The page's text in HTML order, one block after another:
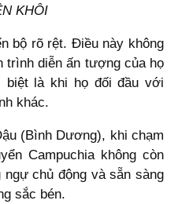
KHÔI
bộ rõ rệt. Điều này không
trình diễn ấn tượng của họ
biệt là khi họ đối đầu với
khác.
(Bình Dương), khi chạm
Campuchia không còn
chủ động và sẵn sàng
sắc bén.